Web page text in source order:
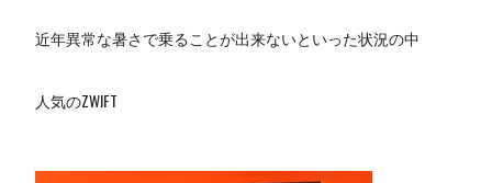
近年異常な暑さで乗ることが出来ないといった状況の中
人気のZWIFT